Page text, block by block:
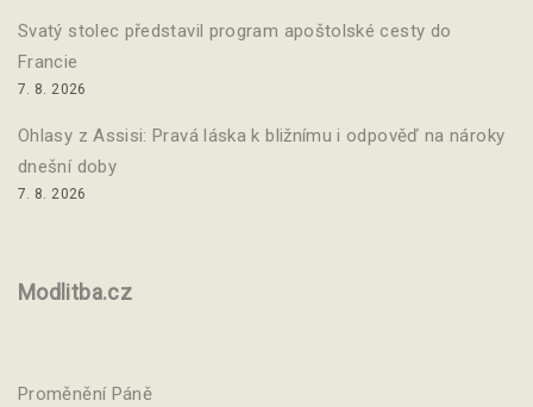
Svatý stolec představil program apoštolské cesty do
Francie
7. 8. 2026
Ohlasy z Assisi: Pravá láska k bližnímu i odpověď na nároky
dnešní doby
7. 8. 2026
Modlitba.cz
Proměnění Páně